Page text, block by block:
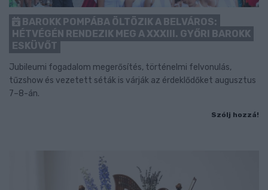
BAROKK POMPÁBA ÖLTÖZIK A BELVÁROS:
HÉTVÉGÉN RENDEZIK MEG A XXXIII. GYŐRI BAROKK
ESKÜVŐT
Jubileumi fogadalom megerősítés, történelmi felvonulás,
tűzshow és vezetett séták is várják az érdeklődőket augusztus
7–8-án.
Szólj hozzá!